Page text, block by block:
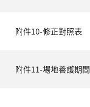
附件10-修正對照表
附件11-場地養護期間